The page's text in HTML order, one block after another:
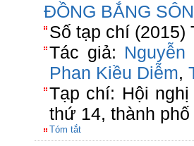
ĐỒNG BẮNG
Số tạp chí (2015)
Tác giả:
Phan Kiều Diễm,
Tạp chí: Hội
thứ 14, thành
Tóm tắt